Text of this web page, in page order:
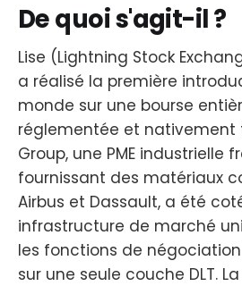
De quoi s'agit-il ?
Lise (Lightning Stock
a réalisé la première
monde sur une bourse
réglementée et nativement
Group, une PME industrielle
fournissant des matériaux
Airbus et Dassault, a été
infrastructure de marché
les fonctions de
sur une seule couche DLT.